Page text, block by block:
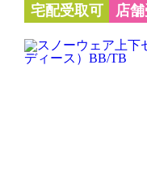
宅配受取可 店